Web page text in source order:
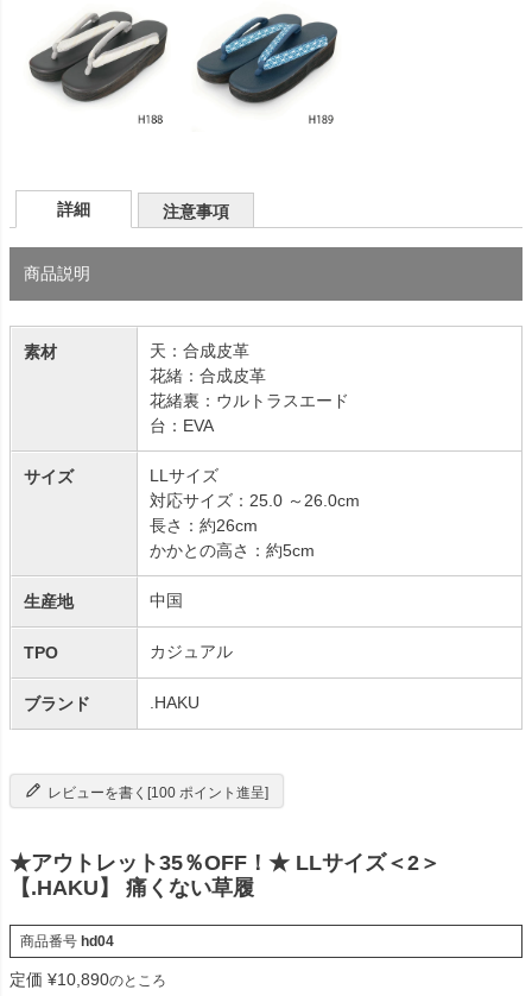
詳細 注意事項
商品説明
素材
天：合成皮革
花緒：合成皮革
花緒裏：ウルトラスエード
台：EVA
サイズ
LLサイズ
対応サイズ：25.0 ～26.0cm
長さ：約26cm
かかとの高さ：約5cm
生産地 中国
TPO カジュアル
ブランド .HAKU
レビューを書く[100 ポイント進呈]
★アウトレット35％OFF！★ LLサイズ＜2＞
【.HAKU】 痛くない草履
商品番号 hd04
定価 ¥10,890のところ